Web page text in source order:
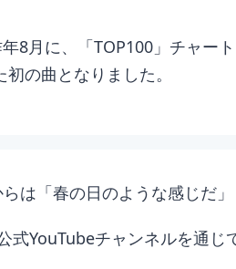
8月に、「TOP100」チャー
の曲となりました。
は「春の日のような感じだ
式YouTubeチャンネルを通じ